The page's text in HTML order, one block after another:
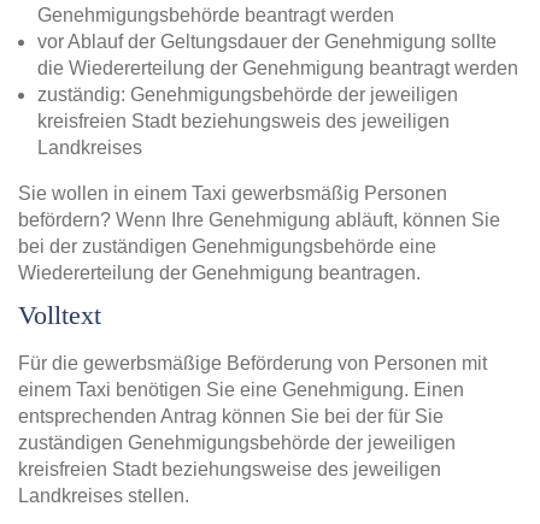
Genehmigungsbehörde beantragt werden
vor Ablauf der Geltungsdauer der Genehmigung sollte
die Wiedererteilung der Genehmigung beantragt werden
zuständig: Genehmigungsbehörde der jeweiligen
kreisfreien Stadt beziehungsweis des jeweiligen
Landkreises
Sie wollen in einem Taxi gewerbsmäßig Personen
befördern? Wenn Ihre Genehmigung abläuft, können Sie
bei der zuständigen Genehmigungsbehörde eine
Wiedererteilung der Genehmigung beantragen.
Volltext
Für die gewerbsmäßige Beförderung von Personen mit
einem Taxi benötigen Sie eine Genehmigung. Einen
entsprechenden Antrag können Sie bei der für Sie
zuständigen Genehmigungsbehörde der jeweiligen
kreisfreien Stadt beziehungsweise des jeweiligen
Landkreises stellen.